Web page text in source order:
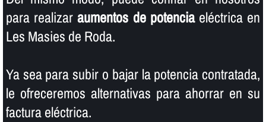
para realizaraumentos de potenciaeléctrica en
Les Masies de Roda.
Ya sea para subir o bajar la potencia contratada,
le ofreceremos alternativas para ahorrar en su
factura eléctrica.